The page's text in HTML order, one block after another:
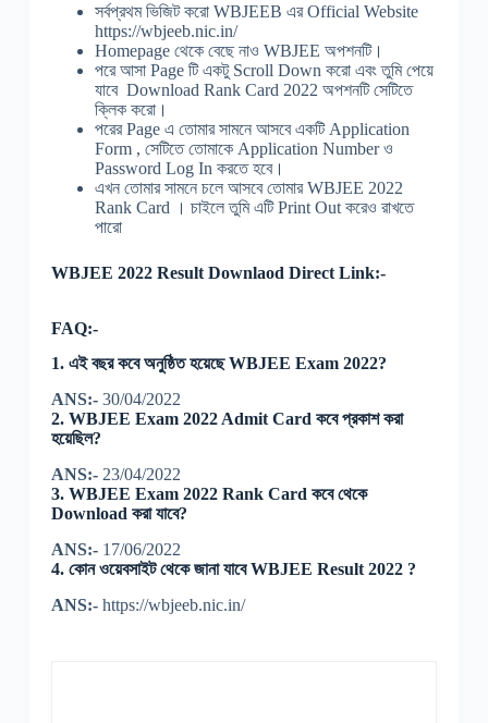
সর্বপ্রথম ভিজিট করো WBJEEB এর Official Website
https://wbjeeb.nic.in/
Homepage থেকে বেছে নাও WBJEE অপশনটি।
পরে আসা Page টি একটু Scroll Down করো এবং তুমি পেয়ে
যাবে Download Rank Card 2022 অপশনটি সেটিতে
ক্লিক করো।
পরের Page এ তোমার সামনে আসবে একটি Application
Form , সেটিতে তোমাকে Application Number ও
Password Log In করতে হবে।
এখন তোমার সামনে চলে আসবে তোমার WBJEE 2022
Rank Card । চাইলে তুমি এটি Print Out করেও রাখতে
পারো
WBJEE 2022 Result Downlaod Direct Link:-
FAQ:-
1. এই বছর কবে অনুষ্ঠিত হয়েছে WBJEE Exam 2022?
ANS:-30/04/2022
2. WBJEE Exam 2022 Admit Card কবে প্রকাশ করা
হয়েছিল?
ANS:-23/04/2022
3. WBJEE Exam 2022 Rank Card কবে থেকে
Download করা যাবে?
ANS:- 17/06/2022
4. কোন ওয়েবসাইট থেকে জানা যাবে WBJEE Result 2022 ?
ANS:- https://wbjeeb.nic.in/